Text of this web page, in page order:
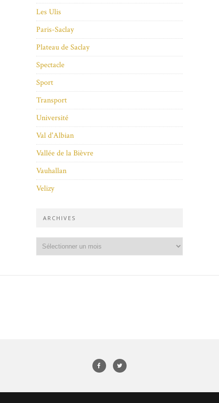
Les Ulis
Paris-Saclay
Plateau de Saclay
Spectacle
Sport
Transport
Université
Val d'Albian
Vallée de la Bièvre
Vauhallan
Velizy
ARCHIVES